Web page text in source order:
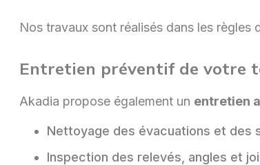
Nos travaux sont réalisés dans les règles
Entretien préventif de votre
Akadia propose également un entretien
Nettoyage des évacuations et des
Inspection des relevés, angles et